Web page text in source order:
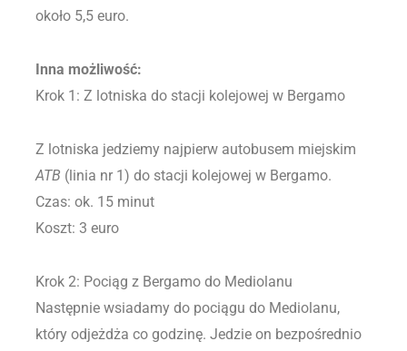
około 5,5 euro.
Inna możliwość:
Krok 1: Z lotniska do stacji kolejowej w Bergamo
Z lotniska jedziemy najpierw autobusem miejskim
ATB (linia nr 1) do stacji kolejowej w Bergamo.
Czas: ok. 15 minut
Koszt: 3 euro
Krok 2: Pociąg z Bergamo do Mediolanu
Następnie wsiadamy do pociągu do Mediolanu,
który odjeżdża co godzinę. Jedzie on bezpośrednio